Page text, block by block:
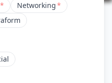
* Networking*